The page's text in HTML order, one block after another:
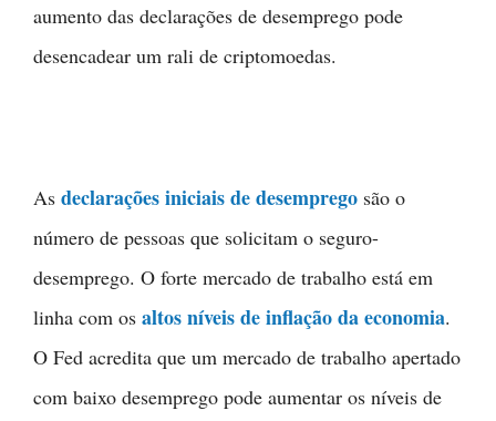
aumento das declarações de desemprego pode
desencadear um rali de criptomoedas.
As declarações iniciais de desemprego são o
número de pessoas que solicitam o seguro-
desemprego. O forte mercado de trabalho está em
linha com os altos níveis de inflação da economia.
O Fed acredita que um mercado de trabalho apertado
com baixo desemprego pode aumentar os níveis de